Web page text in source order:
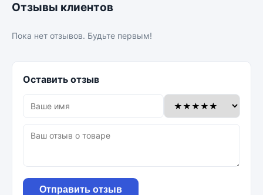
Отзывы клиентов
Пока нет отзывов. Будьте первым!
Оставить отзыв
Отправить отзыв